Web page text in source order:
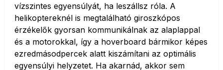
vízszintes egyensúlyát, ha leszállsz róla. A
helikoptereknél is megtalálható giroszkópos
érzékelők gyorsan kommunikálnak az alaplappal
és a motorokkal, így a hoverboard bármikor képes
ezredmásodpercek alatt kiszámítani az optimális
egyensúlyi helyzetet. Ha akarnád, akkor sem